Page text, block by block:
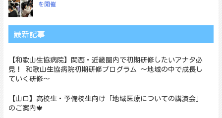
を開催
最新記事
【和歌山生協病院】関西・近畿圏内で初期研修したいアナタ必
見！ 和歌山生協病院初期研修プログラム ～地域の中で成長し
ていく研修～
【山口】高校生・予備校生向け「地域医療についての講演会」
のご案内🍁